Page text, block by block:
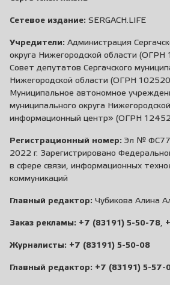
Сетевое издание: SERGACH.LIFE
Учредители: Администрация
округа Нижегородской области (ОГРН
Совет депутатов Сергачского
Нижегородской области (ОГРН
Муниципальное автономное
муниципального округа
информационный центр» (ОГРН
Регистрационный номер: Эл №
2022 г. Зарегистрировано
в сфере связи, информационных
коммуникаций
Главный редактор: Чубикова Алина
Заказ рекламы: +7 (83191) 5-50-78
Журналисты: +7 (83191) 5-50-08
Главный редактор: +7 (83191) 5-57-